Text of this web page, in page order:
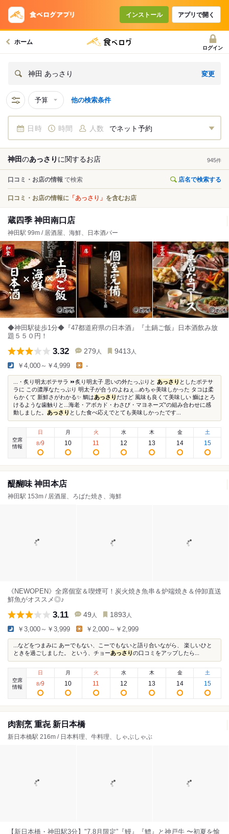
インストール アプリで開く
ホーム
ログイン
神田 あっさり 変更
予算 他の検索条件
日時 時間 人数 でネット予約
神田のあっさり に関するお店 945件
口コミ・お店の情報 で検索 店名で検索する
口コミ・お店の情報に 「あっさり」 を含むお店
蔵四季 神田南口店
神田駅 99m / 居酒屋、海鮮、日本酒バー
◆神田駅徒歩1分◆『47都道府県の日本酒』『土鍋ご飯』日本酒飲み放
題５５０円！
3.32 279 人 9413 人
￥4,000～￥4,999 -
...・炙り明太ポテサラ ⏩炙り明太子 思いの外たっぷりと あっさり としたポテサ
ラに この濃厚なたっぷり 明太子が合うのよねぇ...めちゃ美味しかった タコは柔
らかくて 新鮮さがわかる✨ 鯛はあっさりだけど 風味も良くて美味しい 鰤はとろ
けるような歯触りと...海老・アボカド・わさび・マヨネーズ”の組み合わせに感
動しました。 あっさり とした食べ応えでとても美味しかったです...
空席
情報
日
8/9
月
10
火
11
水
12
木
13
金
14
土
15
醍醐味 神田本店
神田駅 153m / 居酒屋、ろばた焼き、海鮮
《NEWOPEN》全席個室＆喫煙可！炭火焼き魚串＆炉端焼き＆仲卸直送
鮮魚がオススメ◎♪
3.11 49 人 1893 人
￥3,000～￥3,999 ￥2,000～￥2,999
...などをつまみに あーでもない、こーでもないと語り合いながら、 楽しいひと
ときを過ごしました。 という、チョーあっさりの口コミをアップしたら...
空席
情報
日
8/9
月
10
火
11
水
12
木
13
金
14
土
15
肉割烹 重㐂 新日本橋
新日本橋駅 216m / 日本料理、牛料理、しゃぶしゃぶ
【新日本橋・神田駅3分】"7.8月限定”『鰻』『鱧』と神戸牛 〜初夏を愉